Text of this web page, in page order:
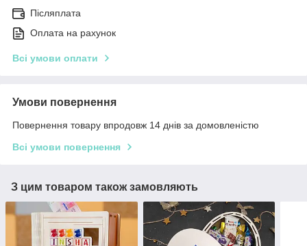
Післяплата
Оплата на рахунок
Всі умови оплати
Умови повернення
Повернення товару впродовж 14 днів за домовленістю
Всі умови повернення
З цим товаром також замовляють